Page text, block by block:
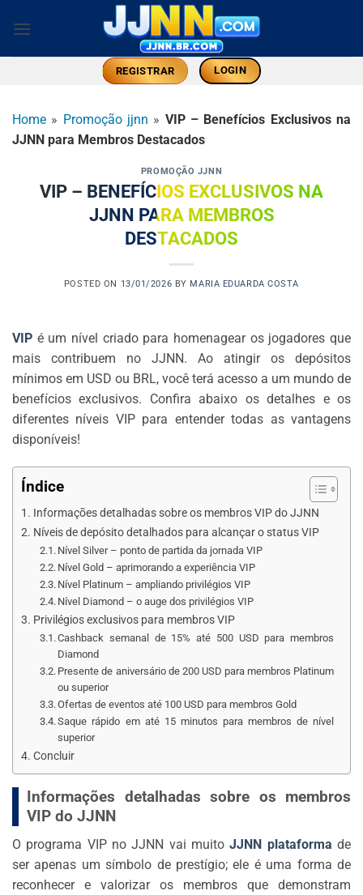
REGISTRAR LOGIN
Home » Promoção jjnn » VIP – Benefícios Exclusivos na
JJNN para Membros Destacados
PROMOÇÃO JJNN
VIP – BENEFÍCIOS EXCLUSIVOS NA
JJNN PARA MEMBROS
DESTACADOS
POSTED ON 13/01/2026 BY MARIA EDUARDA COSTA
VIP é um nível criado para homenagear os jogadores que
mais contribuem no JJNN. Ao atingir os depósitos
mínimos em USD ou BRL, você terá acesso a um mundo de
benefícios exclusivos. Confira abaixo os detalhes e os
diferentes níveis VIP para entender todas as vantagens
disponíveis!
Índice
Informações detalhadas sobre os membros VIP do JJNN
Níveis de depósito detalhados para alcançar o status VIP
Nível Silver – ponto de partida da jornada VIP
Nível Gold – aprimorando a experiência VIP
Nível Platinum – ampliando privilégios VIP
Nível Diamond – o auge dos privilégios VIP
Privilégios exclusivos para membros VIP
Cashback semanal de 15% até 500 USD para membros
Diamond
Presente de aniversário de 200 USD para membros Platinum
ou superior
Ofertas de eventos até 100 USD para membros Gold
Saque rápido em até 15 minutos para membros de nível
superior
Concluir
Informações detalhadas sobre os membros
VIP do JJNN
O programa VIP no JJNN vai muitoJJNN plataforma de
ser apenas um símbolo de prestígio; ele é uma forma de
reconhecer e valorizar os membros que demonstram